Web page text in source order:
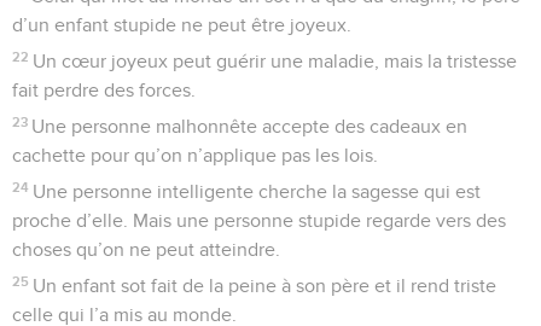
d’un enfant stupide ne peut être joyeux.
22 Un cœur joyeux peut guérir une maladie, mais la tristesse
fait perdre des forces.
23 Une personne malhonnête accepte des cadeaux en
cachette pour qu’on n’applique pas les lois.
24 Une personne intelligente cherche la sagesse qui est
proche d’elle. Mais une personne stupide regarde vers des
choses qu’on ne peut atteindre.
25 Un enfant sot fait de la peine à son père et il rend triste
celle qui l’a mis au monde.